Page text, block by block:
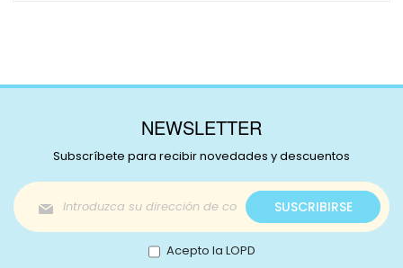
NEWSLETTER
Subscríbete para recibir novedades y descuentos
Inscríbase
a
nuestro
boletín
de
SUSCRIBIRSE
Acepto la LOPD